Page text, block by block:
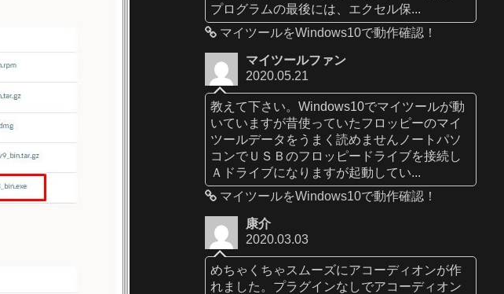
プログラムの最後には、エクセル保...
マイツールをWindows10で動作確認！
マイツールファン
2020.05.21
教えて下さい。Windows10でマイツールが動
いていますが昔使っていたフロッピーのマイ
ツールデータをうまく読めませんノートパソ
コンでＵＳＢのフロッピードライブを接続し
Ａドライブになりますが起動してい...
マイツールをWindows10で動作確認！
康介
2020.03.03
めちゃくちゃスムーズにアコーディオンが作
れました。プラグインなしでアコーディオン